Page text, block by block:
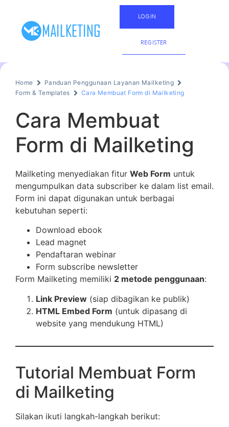
LOGIN
REGISTER
Home
Panduan Penggunaan Layanan Mailketing
Form & Templates
Cara Membuat Form di Mailketing
Cara Membuat
Form di Mailketing
Mailketing menyediakan fitur Web Form untuk
mengumpulkan data subscriber ke dalam list email.
Form ini dapat digunakan untuk berbagai
kebutuhan seperti:
Download ebook
Lead magnet
Pendaftaran webinar
Form subscribe newsletter
Form Mailketing memiliki 2 metode penggunaan:
Link Preview (siap dibagikan ke publik)
HTML Embed Form (untuk dipasang di
website yang mendukung HTML)
Tutorial Membuat Form
di Mailketing
Silakan ikuti langkah-langkah berikut: